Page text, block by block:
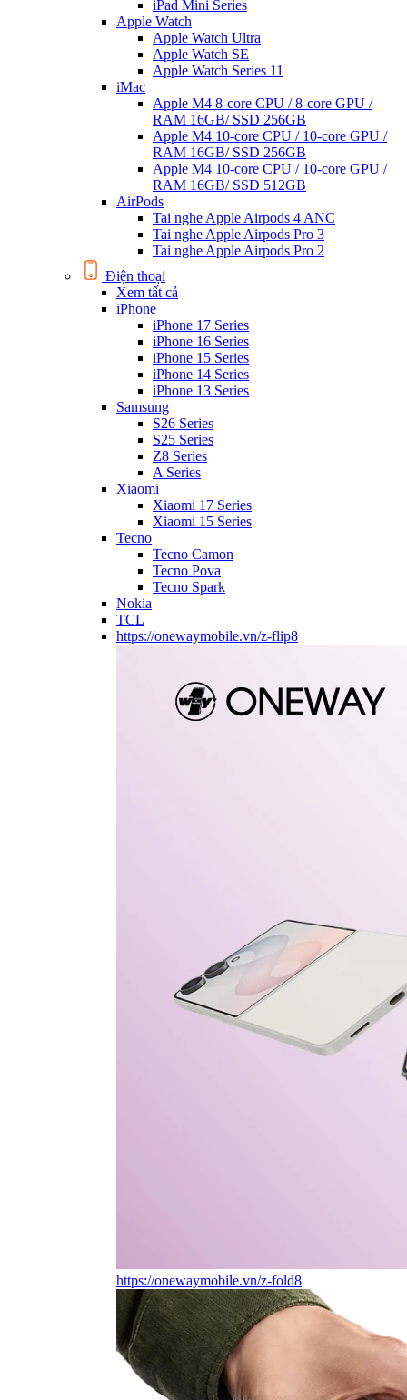
iPad Mini Series
Apple Watch
Apple Watch Ultra
Apple Watch SE
Apple Watch Series 11
iMac
Apple M4 8-core CPU / 8-core GPU /
RAM 16GB/ SSD 256GB
Apple M4 10-core CPU / 10-core GPU /
RAM 16GB/ SSD 256GB
Apple M4 10-core CPU / 10-core GPU /
RAM 16GB/ SSD 512GB
AirPods
Tai nghe Apple Airpods 4 ANC
Tai nghe Apple Airpods Pro 3
Tai nghe Apple Airpods Pro 2
Điện thoại
Xem tất cả
iPhone
iPhone 17 Series
iPhone 16 Series
iPhone 15 Series
iPhone 14 Series
iPhone 13 Series
Samsung
S26 Series
S25 Series
Z8 Series
A Series
Xiaomi
Xiaomi 17 Series
Xiaomi 15 Series
Tecno
Tecno Camon
Tecno Pova
Tecno Spark
Nokia
TCL
https://onewaymobile.vn/z-flip8
https://onewaymobile.vn/z-fold8